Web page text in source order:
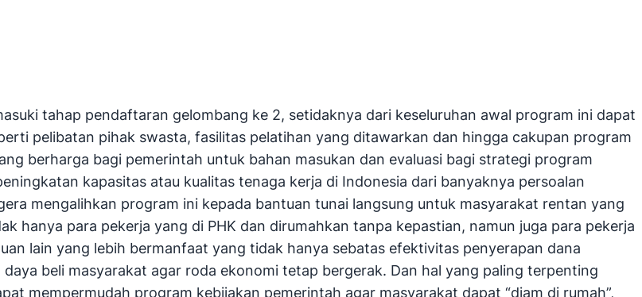
tahap pendaftaran gelombang ke 2, setidaknya dari keseluruhan awal program ini dapat
pelibatan pihak swasta, fasilitas pelatihan yang ditawarkan dan hingga cakupan program
berharga bagi pemerintah untuk bahan masukan dan evaluasi bagi strategi program
kapasitas atau kualitas tenaga kerja di Indonesia dari banyaknya persoalan
mengalihkan program ini kepada bantuan tunai langsung untuk masyarakat rentan yang
hanya para pekerja yang di PHK dan dirumahkan tanpa kepastian, namun juga para pekerja
lain yang lebih bermanfaat yang tidak hanya sebatas efektivitas penyerapan dana
beli masyarakat agar roda ekonomi tetap bergerak. Dan hal yang paling terpenting
mempermudah program kebijakan pemerintah agar masyarakat dapat “diam di rumah”,